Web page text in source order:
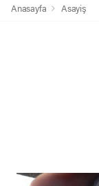
Anasayfa Asayiş